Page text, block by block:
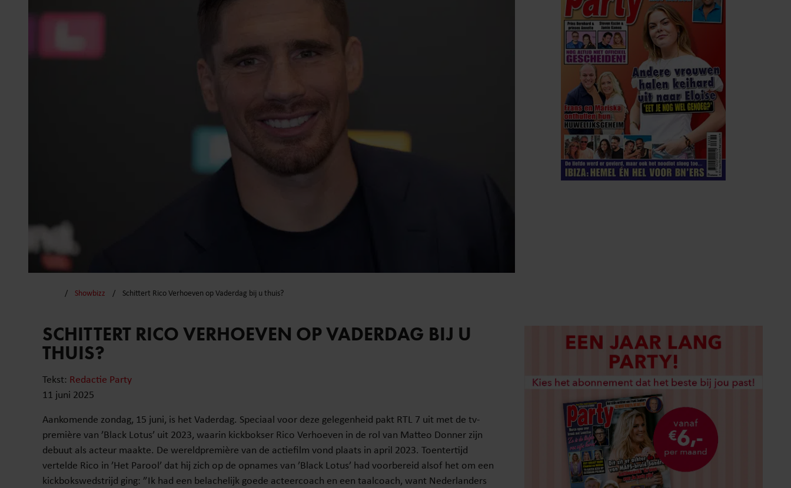
Showbizz Schittert Rico Verhoeven op Vaderdag bij u thuis?
SCHITTERT RICO VERHOEVEN OP VADERDAG BIJ U
THUIS?
Tekst: Redactie Party
11 juni 2025
Aankomende zondag, 15 juni, is het Vaderdag. Speciaal voor deze gelegenheid pakt RTL 7 uit met de tv-
première van ’Black Lotus’ uit 2023, waarin kickbokser Rico Verhoeven in de rol van Matteo Donner zijn
debuut als acteur maakte. De wereldpremière van de actiefilm vond plaats in april 2023. Toentertijd
vertelde Rico in ’Het Parool’ dat hij zich op de opnames van ’Black Lotus’ had voorbereid alsof het om een
kickbokswedstrijd ging: ”Ik had een belachelijk goede acteercoach en een taalcoach, want Nederlanders